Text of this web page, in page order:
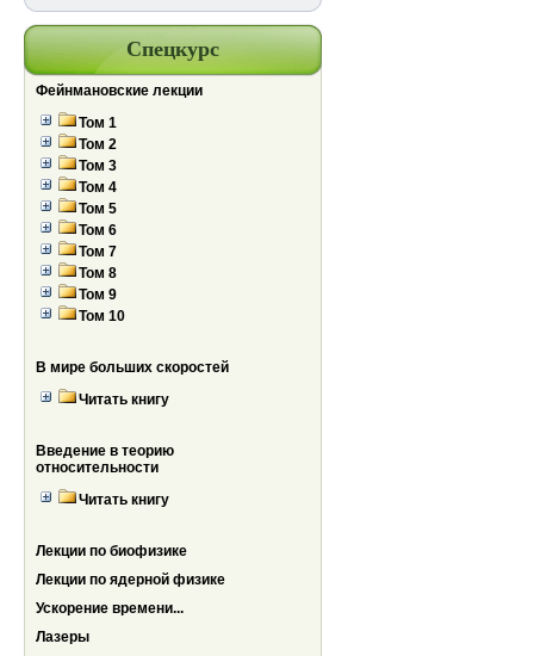
Спецкурс
Фейнмановские лекции
Том 1
Том 2
Том 3
Том 4
Том 5
Том 6
Том 7
Том 8
Том 9
Том 10
В мире больших скоростей
Читать книгу
Введение в теорию
относительности
Читать книгу
Лекции по биофизике
Лекции по ядерной физике
Ускорение времени...
Лазеры